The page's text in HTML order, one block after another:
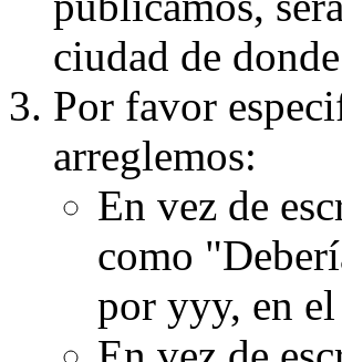
ciudad de
Por favor
arreglemos:
En vez de
como
por yyy, en